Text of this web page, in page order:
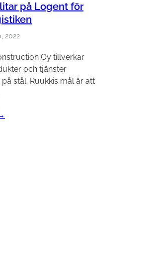
på Logent för
2022
Oy tillverkar
och tjänster
stål. Ruukkis mål är att